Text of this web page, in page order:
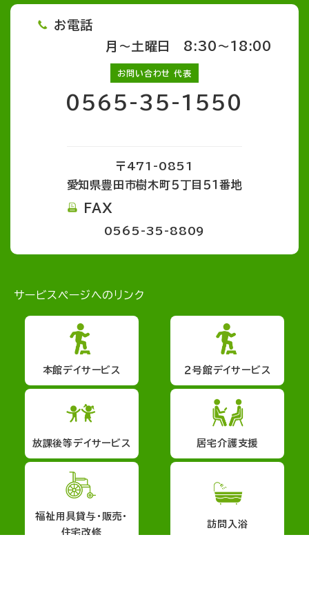
お電話
月～土曜日 8:30～18:00
お問い合わせ 代表
0565-35-1550
〒471-0851
愛知県豊田市樹木町５丁目５１番地
FAX
0565-35-8809
サービスページへのリンク
本館デイサービス ２号館デイサービス
放課後等デイサービス 居宅介護支援
福祉用具貸与・販売・
住宅改修
訪問入浴